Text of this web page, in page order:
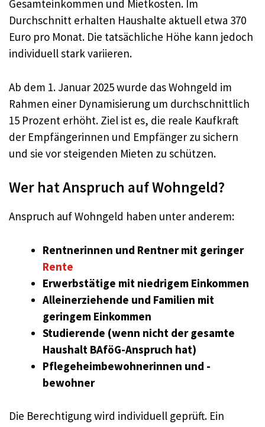
Gesamteinkommen und Mietkosten. Im
Durchschnitt erhalten Haushalte aktuell etwa 370
Euro pro Monat. Die tatsächliche Höhe kann jedoch
individuell stark variieren.
Ab dem 1. Januar 2025 wurde das Wohngeld im
Rahmen einer Dynamisierung um durchschnittlich
15 Prozent erhöht. Ziel ist es, die reale Kaufkraft
der Empfängerinnen und Empfänger zu sichern
und sie vor steigenden Mieten zu schützen.
Wer hat Anspruch auf Wohngeld?
Anspruch auf Wohngeld haben unter anderem:
Rentnerinnen und Rentner mit geringer
Rente
Erwerbstätige mit niedrigem Einkommen
Alleinerziehende und Familien mit
geringem Einkommen
Studierende (wenn nicht der gesamte
Haushalt BAföG-Anspruch hat)
Pflegeheimbewohnerinnen und -
bewohner
Die Berechtigung wird individuell geprüft. Ein